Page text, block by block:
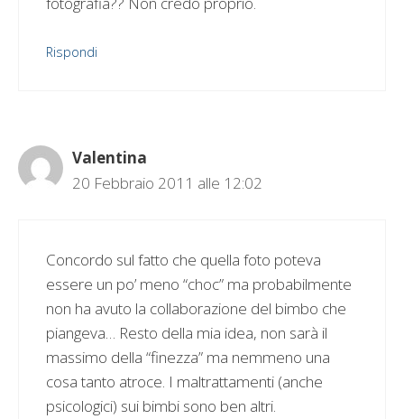
Rispondi
Valentina
20 Febbraio 2011 alle 12:02
Concordo sul fatto che quella foto poteva
essere un po’ meno “choc” ma probabilmente
non ha avuto la collaborazione del bimbo che
piangeva… Resto della mia idea, non sarà il
massimo della “finezza” ma nemmeno una
cosa tanto atroce. I maltrattamenti (anche
psicologici) sui bimbi sono ben altri.